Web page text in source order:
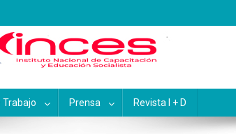
y Educación
Trabajo Prensa Revista I + D